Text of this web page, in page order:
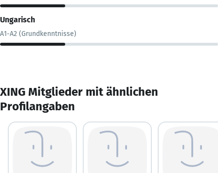
Ungarisch
A1-A2 (Grundkenntnisse)
XING Mitglieder mit ähnlichen
Profilangaben